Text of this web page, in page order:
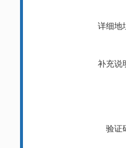
详细地
补充说
验证